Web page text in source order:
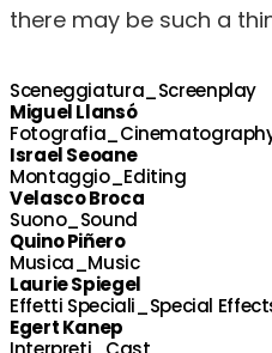
there may be such a
Sceneggiatura_Screenplay
Miguel Llansó
Israel Seoane
Montaggio_Editing
Velasco Broca
Suono_Sound
Quino Piñero
Musica_Music
Laurie Spiegel
Effetti Speciali_Special
Egert Kanep